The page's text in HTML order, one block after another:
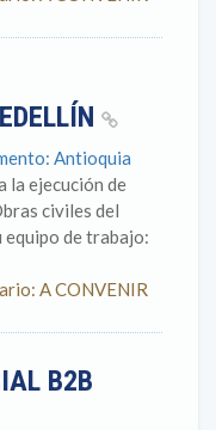
Antioquia
la ejecución de
civiles del
equipo de trabajo:
A CONVENIR
B2B